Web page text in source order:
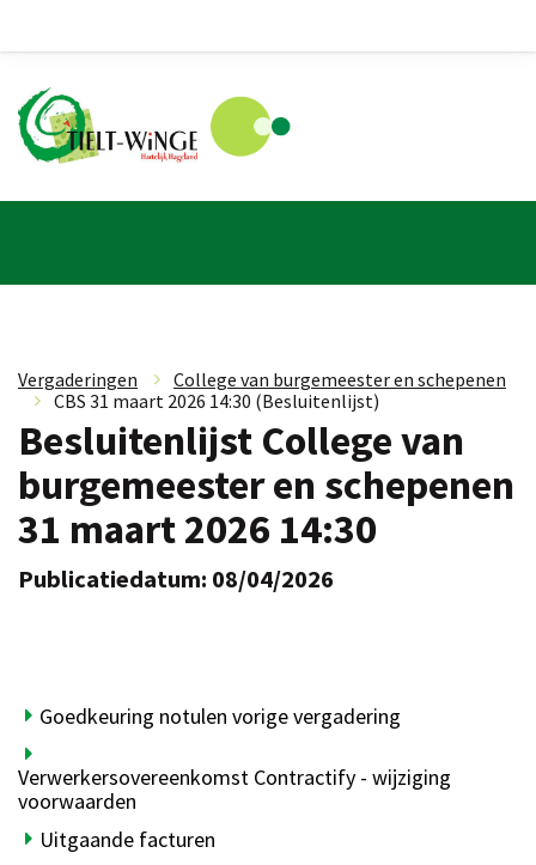
Vergaderingen » College van burgemeester en schepenen
» CBS 31 maart 2026 14:30 (Besluitenlijst)
Besluitenlijst College van
burgemeester en schepenen
31 maart 2026 14:30
Publicatiedatum: 08/04/2026
Goedkeuring notulen vorige vergadering
Verwerkersovereenkomst Contractify - wijziging
voorwaarden
Uitgaande facturen